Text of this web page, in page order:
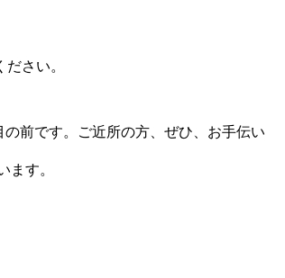
さい。
前です。ご近所の方、ぜひ、お手伝い
ます。